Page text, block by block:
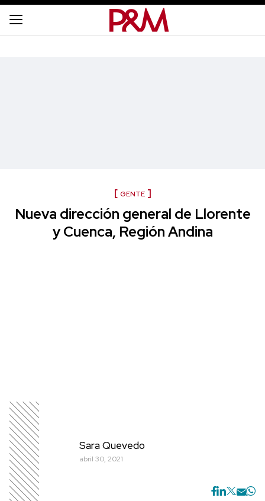
GENTE
Nueva dirección general de Llorente
y Cuenca, Región Andina
Sara Quevedo
abril 30, 2021